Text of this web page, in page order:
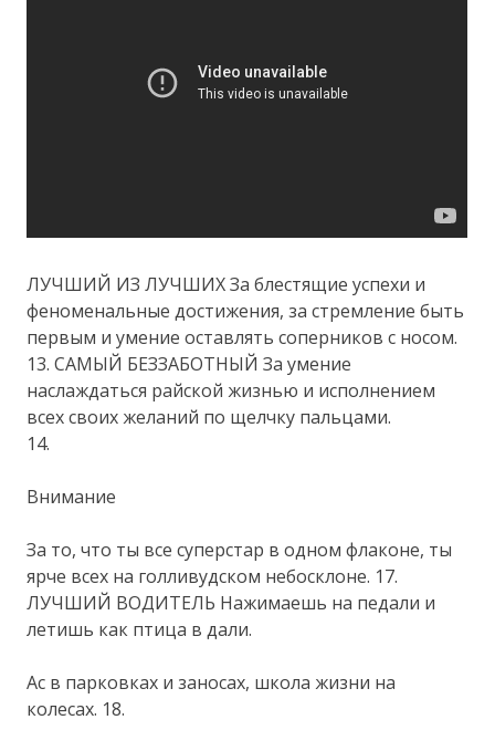
ЛУЧШИЙ ИЗ ЛУЧШИХ За блестящие успехи и
феноменальные достижения, за стремление быть
первым и умение оставлять соперников с носом.
13. САМЫЙ БЕЗЗАБОТНЫЙ За умение
наслаждаться райской жизнью и исполнением
всех своих желаний по щелчку пальцами.
14.
Внимание
За то, что ты все суперстар в одном флаконе, ты
ярче всех на голливудском небосклоне. 17.
ЛУЧШИЙ ВОДИТЕЛЬ Нажимаешь на педали и
летишь как птица в дали.
Ас в парковках и заносах, школа жизни на
колесах. 18.